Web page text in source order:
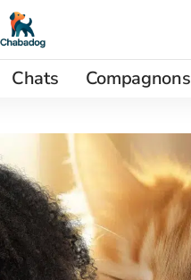
Chats Compagnons